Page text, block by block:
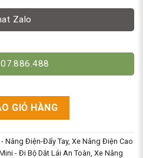
Zalo
Cao 2M5. Model:
GIỎ HÀNG
Nâng Điện-Đẩy Tay, Xe Nâng Điện Cao
- Đi Bộ Dắt Lái An Toàn Xe Nâng